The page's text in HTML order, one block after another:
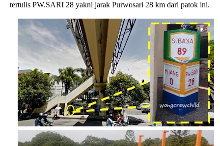
tertulis PW.SARI 28 yakni jarak Purwosari 28 km dari patok ini.